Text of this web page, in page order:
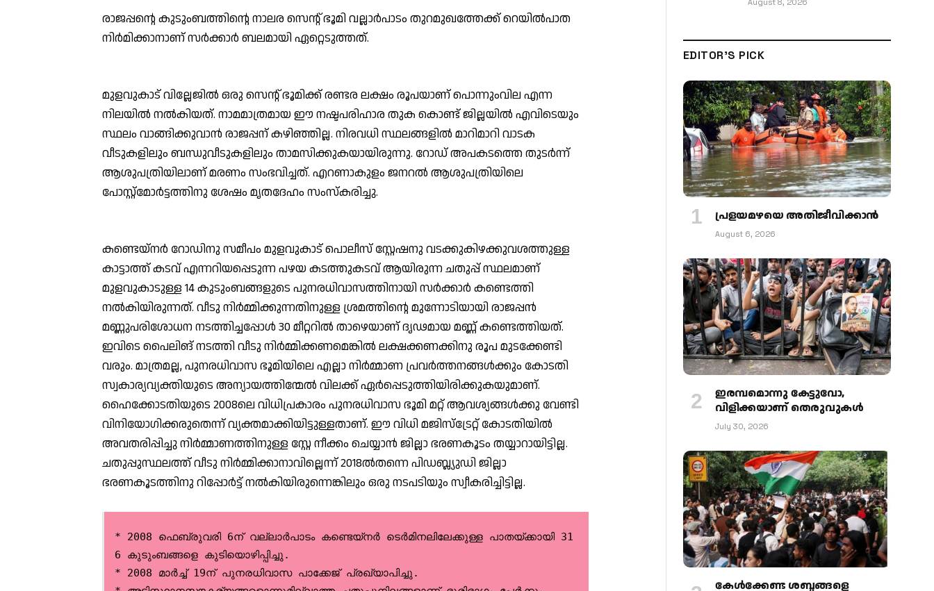
രാജപ്പന്റെ കുടുംബത്തിന്റെ നാലര സെന്റ് ഭൂമി വല്ലാര്‍പാടം തുറമുഖത്തേക്ക് റെയില്‍പാത
നിര്‍മിക്കാനാണ് സര്‍ക്കാര്‍ ബലമായി ഏറ്റെടുത്തത്.
മുളവുകാട് വില്ലേജില്‍ ഒരു സെന്റ് ഭൂമിക്ക് രണ്ടര ലക്ഷം രൂപയാണ് പൊന്നുംവില എന്ന
നിലയില്‍ നല്‍കിയത്. നാമമാത്രമായ ഈ നഷ്ടപരിഹാര തുക കൊണ്ട് ജില്ലയില്‍ എവിടെയും
സ്ഥലം വാങ്ങിക്കുവാന്‍ രാജപ്പന് കഴിഞ്ഞില്ല. നിരവധി സ്ഥലങ്ങളില്‍ മാറിമാറി വാടക
വീടുകളിലും ബന്ധുവീടുകളിലും താമസിക്കുകയായിരുന്നു. റോഡ് അപകടത്തെ തുടര്‍ന്ന്
ആശുപത്രിയിലാണ് മരണം സംഭവിച്ചത്. എറണാകുളം ജനറല്‍ ആശുപത്രിയിലെ
പോസ്റ്റ്മോര്‍ട്ടത്തിനു ശേഷം മൃതദേഹം സംസ്‌കരിച്ചു.
കണ്ടെയ്നര്‍ റോഡിനു സമീപം മുളവുകാട് പൊലീസ് സ്റ്റേഷനു വടക്കുകിഴക്കുവശത്തുള്ള
കാട്ടാത്ത് കടവ് എന്നറിയപ്പെടുന്ന പഴയ കടത്തുകടവ് ആയിരുന്ന ചതുപ്പ് സ്ഥലമാണ്
മുളവുകാടുള്ള 14 കുടുംബങ്ങളുടെ പുനരധിവാസത്തിനായി സര്‍ക്കാര്‍ കണ്ടെത്തി
നല്‍കിയിരുന്നത്. വീടു നിര്‍മ്മിക്കുന്നതിനുള്ള ശ്രമത്തിന്റെ മുന്നോടിയായി രാജപ്പന്‍
മണ്ണുപരിശോധന നടത്തിച്ചപ്പോള്‍ 30 മീറ്ററില്‍ താഴെയാണ് ദൃഢമായ മണ്ണ് കണ്ടെത്തിയത്.
ഇവിടെ പൈലിങ് നടത്തി വീടു നിര്‍മ്മിക്കണമെങ്കില്‍ ലക്ഷക്കണക്കിനു രൂപ മുടക്കേണ്ടി
വരും. മാത്രമല്ല, പുനരധിവാസ ഭൂമിയിലെ എല്ലാ നിര്‍മ്മാണ പ്രവര്‍ത്തനങ്ങള്‍ക്കും കോടതി
സ്വകാര്യവ്യക്തിയുടെ അന്യായത്തിന്മേല്‍ വിലക്ക് ഏര്‍പ്പെടുത്തിയിരിക്കുകയുമാണ്.
ഹൈക്കോടതിയുടെ 2008ലെ വിധിപ്രകാരം പുനരധിവാസ ഭൂമി മറ്റ് ആവശ്യങ്ങള്‍ക്കു വേണ്ടി
വിനിയോഗിക്കരുതെന്ന് വ്യക്തമാക്കിയിട്ടുള്ളതാണ്. ഈ വിധി മജിസ്ട്രേറ്റ് കോടതിയില്‍
അവതരിപ്പിച്ചു നിര്‍മ്മാണത്തിനുള്ള സ്റ്റേ നീക്കം ചെയ്യാന്‍ ജില്ലാ ഭരണകൂടം തയ്യാറായിട്ടില്ല.
ചതുപ്പുസ്ഥലത്ത് വീടു നിര്‍മ്മിക്കാനാവില്ലെന്ന് 2018ല്‍തന്നെ പിഡബ്ല്യുഡി ജില്ലാ
ഭരണകൂടത്തിനു റിപ്പോര്‍ട്ട് നല്‍കിയിരുന്നെങ്കിലും ഒരു നടപടിയും സ്വീകരിച്ചിട്ടില്ല.
* 2008 ഫെബ്രുവരി 6ന് വല്ലാര്‍പാടം കണ്ടെയ്‌നര്‍ ടെര്‍മിനലിലേക്കുള്ള പാതയ്ക്കായി 31
6 കുടുംബങ്ങളെ കുടിയൊഴിപ്പിച്ചു.
* 2008 മാര്‍ച്ച് 19ന് പുനരധിവാസ പാക്കേജ് പ്രഖ്യാപിച്ചു.
August 8, 2026
EDITOR'S PICK
പ്രളയമഴയെ അതിജീവിക്കാന്‍
August 6, 2026
ഇരമ്പമൊന്നു കേട്ടുവോ,
വിളിക്കയാണ് തെരുവുകള്‍
July 30, 2026
കേള്‍ക്കേണ്ട ശബ്ദങ്ങളെ